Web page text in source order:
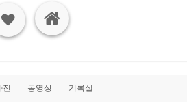
진 동영상 기록실